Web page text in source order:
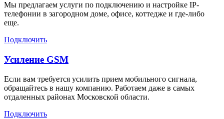
Мы предлагаем услуги по подключению и настройке IP-
телефонии в загородном доме, офисе, коттедже и где-либо
еще.
Подключить
Усиление GSM
Если вам требуется усилить прием мобильного сигнала,
обращайтесь в нашу компанию. Работаем даже в самых
отдаленных районах Московской области.
Подключить